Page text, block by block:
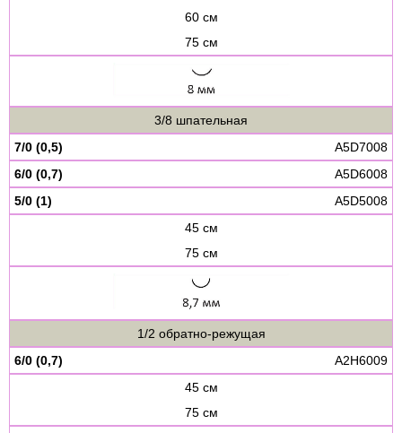
60 см
75 см
3/8 шпательная
7/0 (0,5)
A5D7008
6/0 (0,7)
A5D6008
5/0 (1)
A5D5008
45 см
75 см
1/2 обратно-режущая
6/0 (0,7)
A2H6009
45 см
75 см